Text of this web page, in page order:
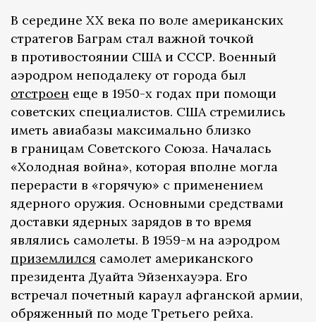
В середине XX века по воле американских
стратегов Баграм стал важной точкой
в противостоянии США и СССР. Военный
аэродром неподалеку от города был
отстроен еще в 1950-х годах при помощи
советских специалистов. США стремились
иметь авиабазы максимально близко
в границам Советского Союза. Началась
«Холодная война», которая вполне могла
перерасти в «горячую» с применением
ядерного оружия. Основными средствами
доставки ядерных зарядов в то время
являлись самолеты. В 1959-м на аэродром
приземлился самолет американского
президента Дуайта Эйзенхауэра. Его
встречал почетный караул афганской армии,
обряженный по моде Третьего рейха.